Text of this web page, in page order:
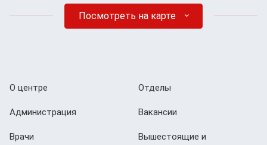
Посмотреть на карте
О центре
Администрация
Врачи
Отделы
Вакансии
Вышестоящие и